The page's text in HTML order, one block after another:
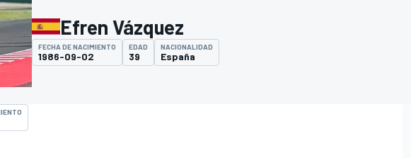
Efren Vázquez
FECHA DE NACIMIENTO
1986-09-02
EDAD
39
NACIONALIDAD
España